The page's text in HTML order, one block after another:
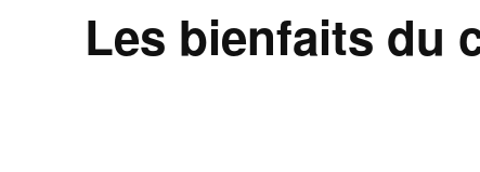
Les bienfaits du